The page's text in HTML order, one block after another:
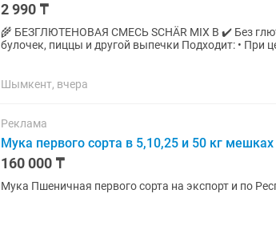
2 990 ₸
🌾 БЕЗГЛЮТЕНОВАЯ СМЕСЬ SCHÄR MIX B ✔️ Без
булочек, пиццы и другой выпечки Подходит: • При
Шымкент, вчера
Реклама
Мука первого сорта в 5,10,25 и 50 кг
160 000 ₸
Мука Пшеничная первого сорта на экспорт и по